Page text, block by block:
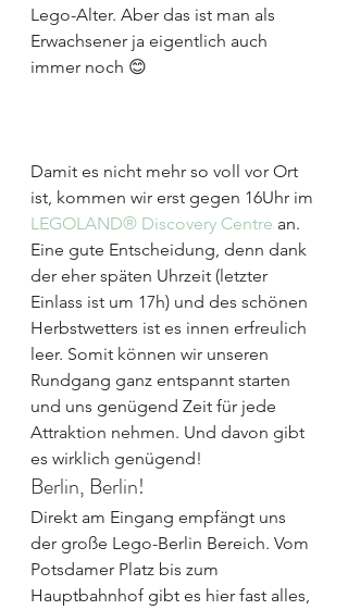
Lego-Alter. Aber das ist man als
Erwachsener ja eigentlich auch
immer noch 😊
Damit es nicht mehr so voll vor Ort
ist, kommen wir erst gegen 16Uhr im
LEGOLAND® Discovery Centre an.
Eine gute Entscheidung, denn dank
der eher späten Uhrzeit (letzter
Einlass ist um 17h) und des schönen
Herbstwetters ist es innen erfreulich
leer. Somit können wir unseren
Rundgang ganz entspannt starten
und uns genügend Zeit für jede
Attraktion nehmen. Und davon gibt
es wirklich genügend!
Berlin, Berlin!
Direkt am Eingang empfängt uns
der große Lego-Berlin Bereich. Vom
Potsdamer Platz bis zum
Hauptbahnhof gibt es hier fast alles,